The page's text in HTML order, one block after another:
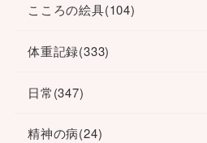
こころの絵具(104)
体重記録(333)
日常(347)
精神の病(24)